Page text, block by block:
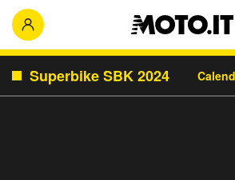
Superbike SBK 2024